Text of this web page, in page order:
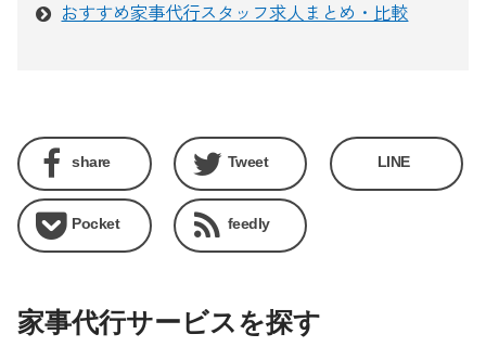
おすすめ家事代行スタッフ求人まとめ・比較
share Tweet LINE
Pocket feedly
家事代行サービスを探す